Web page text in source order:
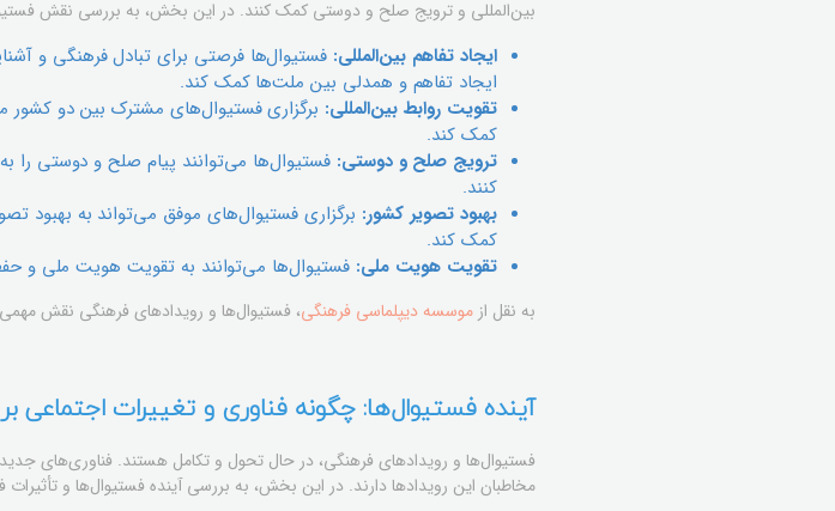
بین‌المللی و ترویج صلح و دوستی کمک کنند. در این بخش، به بررسی نقش
ایجاد تفاهم بین‌المللی: فستیوال‌ها فرصتی برای تبادل فرهنگی و
ایجاد تفاهم و همدلی بین ملت‌ها کمک کند.
تقویت روابط بین‌المللی: برگزاری فستیوال‌های مشترک بین دو کشور
کمک کند.
ترویج صلح و دوستی: فستیوال‌ها می‌توانند پیام صلح و دوستی
کنند.
بهبود تصویر کشور: برگزاری فستیوال‌های موفق می‌تواند به بهبود
کمک کند.
تقویت هویت ملی: فستیوال‌ها می‌توانند به تقویت هویت ملی و
به نقل از موسسه دیپلماسی فرهنگی، فستیوال‌ها و رویدادهای فرهنگی نقش مهمی
آینده فستیوال‌ها: چگونه فناوری و تغییرات اجتماعی
فستیوال‌ها و رویدادهای فرهنگی، در حال تحول و تکامل هستند. فناوری‌های جدید
مخاطبان این رویدادها دارند. در این بخش، به بررسی آینده فستیوال‌ها و